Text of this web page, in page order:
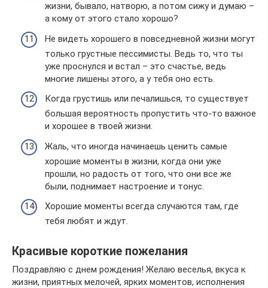
жизни, бывало, натворю, а потом сижу и думаю –
а кому от этого стало хорошо?
Не видеть хорошего в повседневной жизни могут
только грустные пессимисты. Ведь то, что ты
уже проснулся и встал – это счастье, ведь
многие лишены этого, а у тебя оно есть.
Когда грустишь или печалишься, то существует
большая вероятность пропустить что-то важное
и хорошее в твоей жизни.
Жаль, что иногда начинаешь ценить самые
хорошие моменты в жизни, когда они уже
прошли, но радость от того, что они все же
были, поднимает настроение и тонус.
Хорошие моменты всегда случаются там, где
тебя любят и ждут.
Красивые короткие пожелания
Поздравляю с днем рождения! Желаю веселья, вкуса к
жизни, приятных мелочей, ярких моментов, исполнения